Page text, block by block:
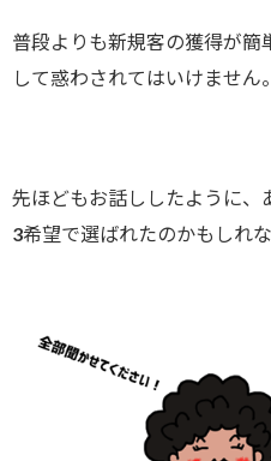
普段よりも新規客の獲得が
して惑わされてはいけません。
先ほどもお話ししたように
3希望で選ばれたのかもしれな